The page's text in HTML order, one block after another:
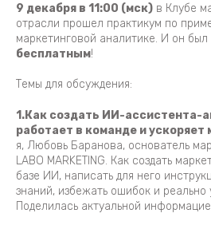
9 декабря в 11:00 (мск) в Клубе
отрасли прошел практикум по
маркетинговой аналитике. И он был
бесплатным!
Темы для обсуждения:
1.Как создать ИИ-ассистента-
работает в команде и ускоряет
я, Любовь Баранова, основатель
LABO MARKETING. Как создать
базе ИИ, написать для него
знаний, избежать ошибок и реально
Поделилась актуальной